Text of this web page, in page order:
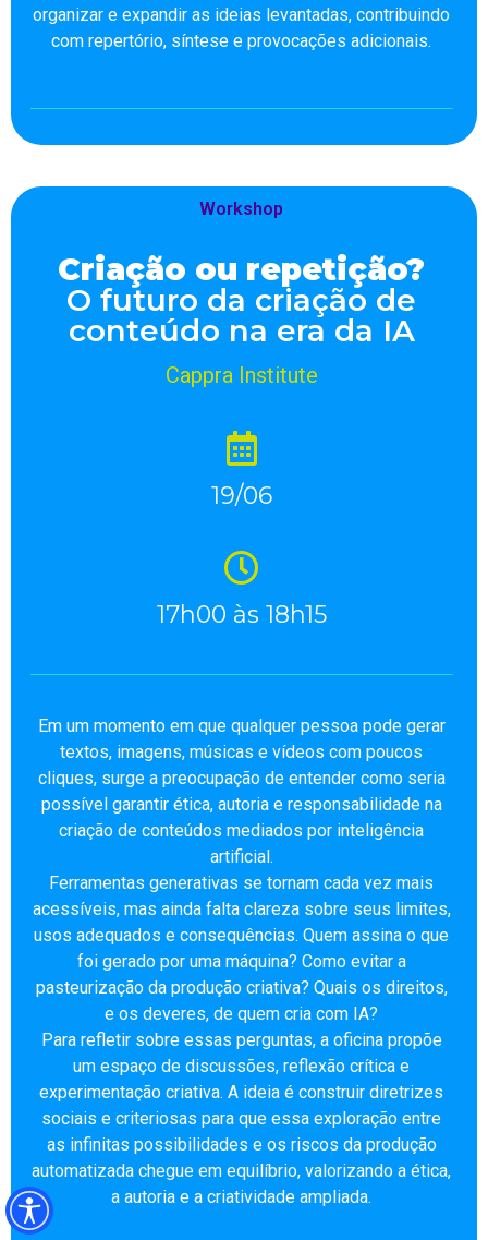
organizar e expandir as ideias levantadas, contribuindo
com repertório, síntese e provocações adicionais.
Workshop
Criação ou repetição?
O futuro da criação de
conteúdo na era da IA
Cappra Institute
19/06
17h00 às 18h15
Em um momento em que qualquer pessoa pode gerar
textos, imagens, músicas e vídeos com poucos
cliques, surge a preocupação de entender como seria
possível garantir ética, autoria e responsabilidade na
criação de conteúdos mediados por inteligência
artificial.
Ferramentas generativas se tornam cada vez mais
acessíveis, mas ainda falta clareza sobre seus limites,
usos adequados e consequências. Quem assina o que
foi gerado por uma máquina? Como evitar a
pasteurização da produção criativa? Quais os direitos,
e os deveres, de quem cria com IA?
Para refletir sobre essas perguntas, a oficina propõe
um espaço de discussões, reflexão crítica e
experimentação criativa. A ideia é construir diretrizes
sociais e criteriosas para que essa exploração entre
as infinitas possibilidades e os riscos da produção
automatizada chegue em equilíbrio, valorizando a ética,
a autoria e a criatividade ampliada.